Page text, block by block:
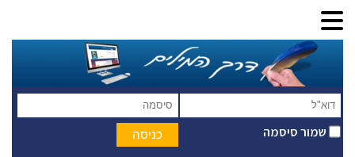
שמור סיסמה